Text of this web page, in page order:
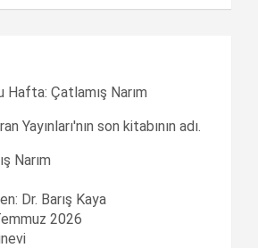
Hafta: Çatlamış Narım
Yayınları'nın son kitabının adı.
Narım
Dr. Barış Kaya
2026